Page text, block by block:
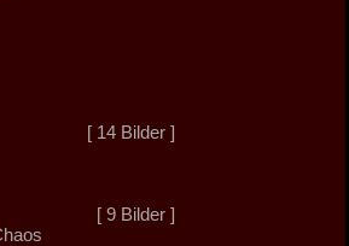
[ 14 Bilder ]
[ 9 Bilder ]